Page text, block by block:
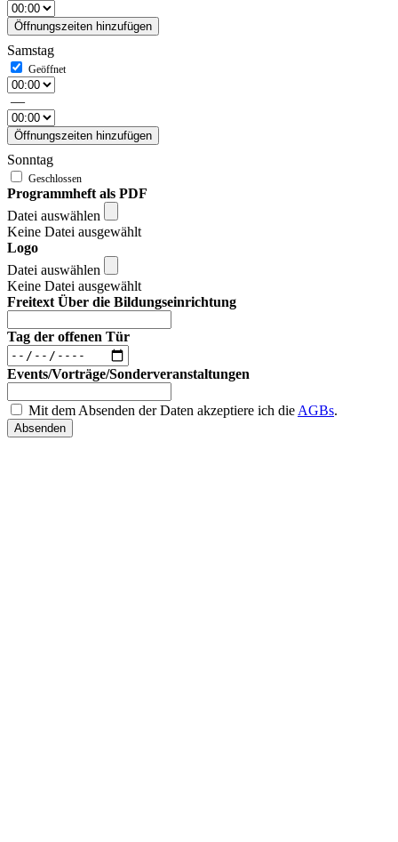
Öffnungszeiten hinzufügen
Samstag
—
Öffnungszeiten hinzufügen
Sonntag
Programmheft als PDF
Datei auswählen
Keine Datei ausgewählt
Logo
Datei auswählen
Keine Datei ausgewählt
Freitext Über die Bildungseinrichtung
Tag der offenen Tür
Events/Vorträge/Sonderveranstaltungen
Mit dem Absenden der Daten akzeptiere ich die AGBs.
Absenden